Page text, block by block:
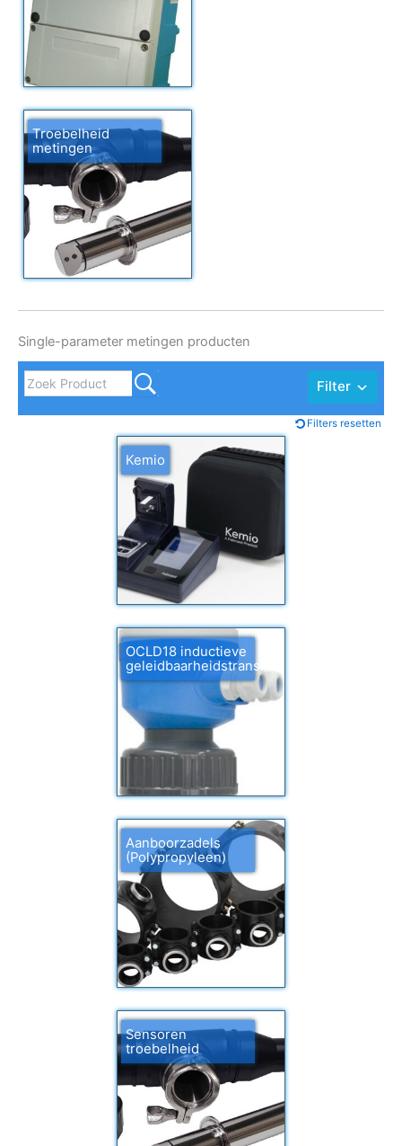
Troebelheid
metingen
Single-parameter metingen producten
Filter
Filters resetten
Kemio
OCLD18 inductieve
geleidbaarheidstransmitter
Aanboorzadels
(Polypropyleen)
Sensoren
troebelheid